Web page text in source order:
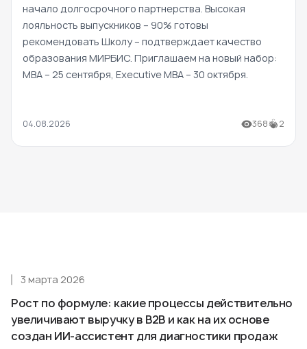
начало долгосрочного партнерства. Высокая
лояльность выпускников – 90% готовы
рекомендовать Школу – подтверждает качество
образования МИРБИС. Приглашаем на новый набор:
MBA – 25 сентября, Executive MBA – 30 октября.
04.08.2026 368 2
Рост по формуле: какие процессы действительно
увеличивают выручку в B2B и как на их основе
создан ИИ-ассистент для диагностики продаж
3 марта 2026